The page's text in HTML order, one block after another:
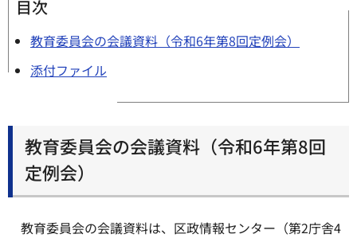
目次
教育委員会の会議資料（令和6年第8回定例会）
添付ファイル
教育委員会の会議資料（令和6年第8回
定例会）
教育委員会の会議資料は、区政情報センター（第2庁舎4